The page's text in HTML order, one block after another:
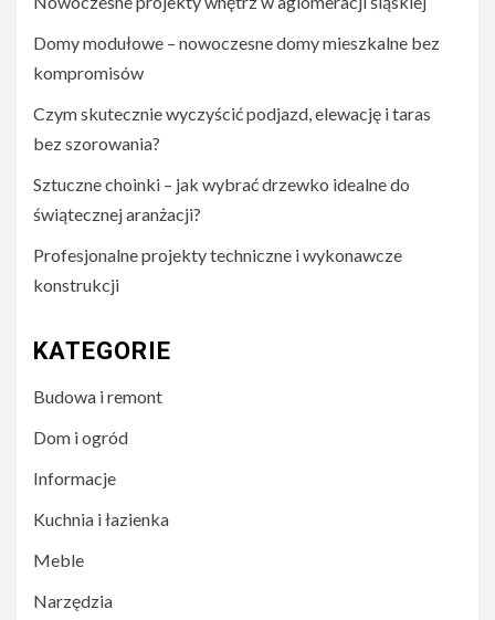
Domy modułowe – nowoczesne domy mieszkalne bez
kompromisów
Czym skutecznie wyczyścić podjazd, elewację i taras
bez szorowania?
Sztuczne choinki – jak wybrać drzewko idealne do
świątecznej aranżacji?
Profesjonalne projekty techniczne i wykonawcze
konstrukcji
KATEGORIE
Budowa i remont
Dom i ogród
Informacje
Kuchnia i łazienka
Meble
Narzędzia